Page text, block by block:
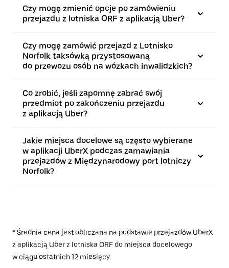
Czy mogę zmienić opcje po zamówieniu
przejazdu z lotniska ORF z aplikacją Uber?
Czy mogę zamówić przejazd z Lotnisko
Norfolk taksówką przystosowaną
do przewozu osób na wózkach inwalidzkich?
Co zrobić, jeśli zapomnę zabrać swój
przedmiot po zakończeniu przejazdu
z aplikacją Uber?
Jakie miejsca docelowe są często wybierane
w aplikacji UberX podczas zamawiania
przejazdów z Międzynarodowy port lotniczy
Norfolk?
* Średnia cena jest obliczana na podstawie przejazdów UberX
z aplikacją Uber z lotniska ORF do miejsca docelowego
w ciągu ostatnich 12 miesięcy.